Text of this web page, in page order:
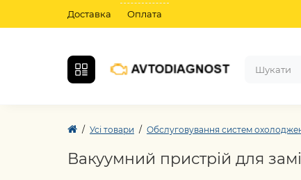
Доставка Оплата
Усі товари Обслуговування систем
Вакуумний пристрій для